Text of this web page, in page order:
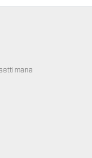
disponibile
clienti non disponibile